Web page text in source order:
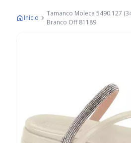
Início
Tamanco Moleca 5490.127
Branco Off 81189
imagens